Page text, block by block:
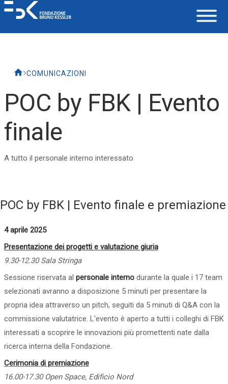
Supporto
COMUNICAZIONI
POC by FBK | Evento
finale
A tutto il personale interno interessato
POC by FBK | Evento finale e premiazione
4 aprile 2025
Presentazione dei progetti e valutazione giuria
9.30-12.30 Sala Stringa
Sessione riservata al personale interno durante la quale i 17 team
selezionati avranno a disposizione 5 minuti per presentare la
propria idea attraverso un pitch, seguiti da 5 minuti di Q&A con la
commissione valutatrice. L'evento è aperto a tutti i colleghi di FBK
interessati a scoprire le innovazioni più promettenti nate dalla
ricerca interna della Fondazione.
Cerimonia di premiazione
16.00-17.30 Open Space, Edificio Nord